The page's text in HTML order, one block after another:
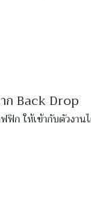
ก Back Drop
ฟิก ให้เข้ากับตัวงาน